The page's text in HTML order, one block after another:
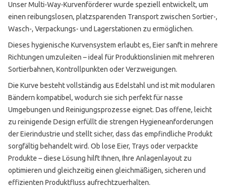
Unser Multi-Way-Kurvenförderer wurde speziell entwickelt, um
einen reibungslosen, platzsparenden Transport zwischen Sortier-,
Wasch-, Verpackungs- und Lagerstationen zu ermöglichen.
Dieses hygienische Kurvensystem erlaubt es, Eier sanft in mehrere
Richtungen umzuleiten – ideal für Produktionslinien mit mehreren
Sortierbahnen, Kontrollpunkten oder Verzweigungen.
Die Kurve besteht vollständig aus Edelstahl und ist mit modularen
Bändern kompatibel, wodurch sie sich perfekt für nasse
Umgebungen und Reinigungsprozesse eignet. Das offene, leicht
zu reinigende Design erfüllt die strengen Hygieneanforderungen
der Eierindustrie und stellt sicher, dass das empfindliche Produkt
sorgfältig behandelt wird. Ob lose Eier, Trays oder verpackte
Produkte – diese Lösung hilft Ihnen, Ihre Anlagenlayout zu
optimieren und gleichzeitig einen gleichmäßigen, sicheren und
effizienten Produktfluss aufrechtzuerhalten.